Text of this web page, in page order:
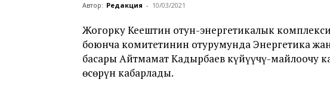
Кыргызстан
Автор: Редакция - 10/03/2021
Жогорку Кеңештин отун-энергетикалык
боюнча комитетинин отурумунда Энергетика
басары Айтмамат Кадырбаев күйүүчү-майлоочу
өсөрүн кабарлады.